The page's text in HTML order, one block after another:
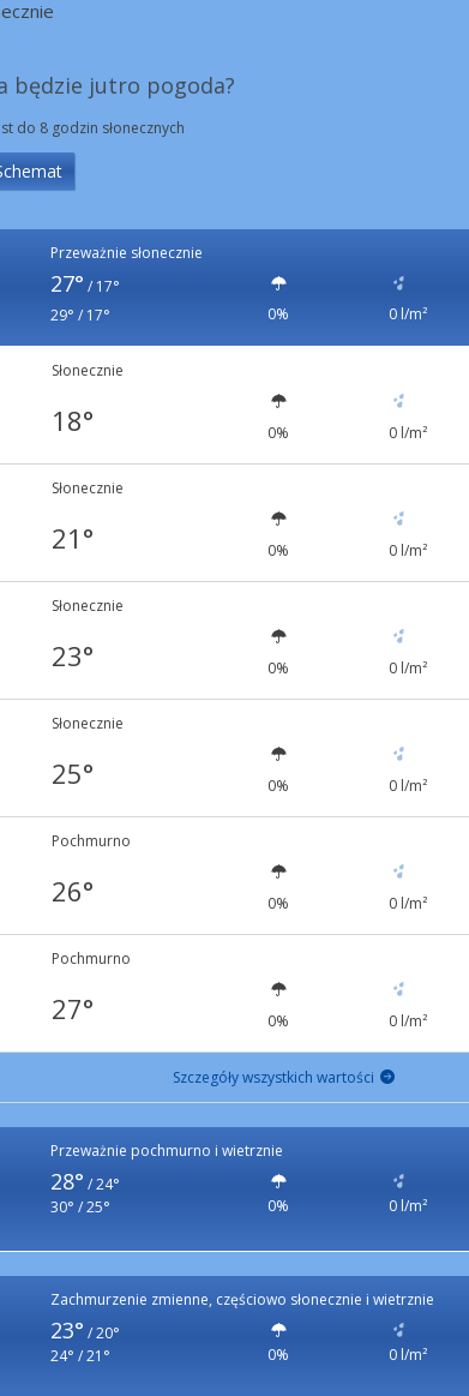
będzie jutro pogoda?
do 8 godzin słonecznych
Przeważnie słonecznie
27° / 17°
29° / 17°
0% 0 l/m²
Słonecznie
18° 0% 0 l/m²
Słonecznie
21° 0% 0 l/m²
Słonecznie
23° 0% 0 l/m²
Słonecznie
25° 0% 0 l/m²
Pochmurno
26° 0% 0 l/m²
Pochmurno
27° 0% 0 l/m²
Szczegóły wszystkich wartości
Przeważnie pochmurno i wietrznie
28° /24°
30° / 25°
0% 0 l/m²
Zachmurzenie zmienne, częściowo słonecznie i wietrznie
23° /20°
24° / 21°
0% 0 l/m²